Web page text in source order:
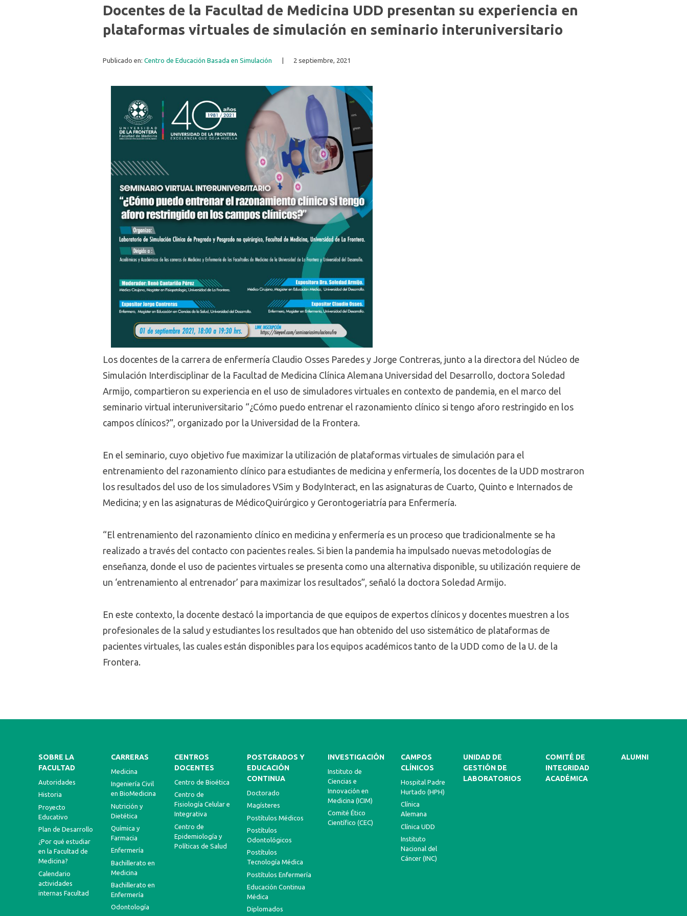
Fonoaudiología
Docentes de la Facultad de Medicina UDD presentan su experiencia en
plataformas virtuales de simulación en seminario interuniversitario
Publicado en: Centro de Educación Basada en Simulación 2 septiembre, 2021
Los docentes de la carrera de enfermería Claudio Osses Paredes y Jorge Contreras, junto a la directora del Núcleo de
Simulación Interdisciplinar de la Facultad de Medicina Clínica Alemana Universidad del Desarrollo, doctora Soledad
Armijo, compartieron su experiencia en el uso de simuladores virtuales en contexto de pandemia, en el marco del
seminario virtual interuniversitario “¿Cómo puedo entrenar el razonamiento clínico si tengo aforo restringido en los
campos clínicos?”, organizado por la Universidad de la Frontera.
En el seminario, cuyo objetivo fue maximizar la utilización de plataformas virtuales de simulación para el
entrenamiento del razonamiento clínico para estudiantes de medicina y enfermería, los docentes de la UDD mostraron
los resultados del uso de los simuladores VSim y BodyInteract, en las asignaturas de Cuarto, Quinto e Internados de
Medicina; y en las asignaturas de MédicoQuirúrgico y Gerontogeriatría para Enfermería.
“El entrenamiento del razonamiento clínico en medicina y enfermería es un proceso que tradicionalmente se ha
realizado a través del contacto con pacientes reales. Si bien la pandemia ha impulsado nuevas metodologías de
enseñanza, donde el uso de pacientes virtuales se presenta como una alternativa disponible, su utilización requiere de
un ‘entrenamiento al entrenador’ para maximizar los resultados”, señaló la doctora Soledad Armijo.
En este contexto, la docente destacó la importancia de que equipos de expertos clínicos y docentes muestren a los
profesionales de la salud y estudiantes los resultados que han obtenido del uso sistemático de plataformas de
pacientes virtuales, las cuales están disponibles para los equipos académicos tanto de la UDD como de la U. de la
Frontera.
SOBRE LA
FACULTAD
Autoridades
Historia
Proyecto
Educativo
Plan de Desarrollo
¿Por qué estudiar
en la Facultad de
Medicina?
Calendario
actividades
internas Facultad
CARRERAS
Medicina
Ingeniería Civil
en BioMedicina
Nutrición y
Dietética
Química y
Farmacia
Enfermería
Bachillerato en
Medicina
Bachillerato en
Enfermería
Odontología
CENTROS
DOCENTES
Centro de Bioética
Centro de
Fisiología Celular e
Integrativa
Centro de
Epidemiología y
Políticas de Salud
POSTGRADOS Y
EDUCACIÓN
CONTINUA
Doctorado
Magísteres
Postítulos Médicos
Postítulos
Odontológicos
Postítulos
Tecnología Médica
Postítulos Enfermería
Educación Continua
Médica
Diplomados
INVESTIGACIÓN
Instituto de
Ciencias e
Innovación en
Medicina (ICIM)
Comité Ético
Científico (CEC)
CAMPOS
CLÍNICOS
Hospital Padre
Hurtado (HPH)
Clínica
Alemana
Clínica UDD
Instituto
Nacional del
Cáncer (INC)
UNIDAD DE
GESTIÓN DE
LABORATORIOS
COMITÉ DE
INTEGRIDAD
ACADÉMICA
ALUMNI